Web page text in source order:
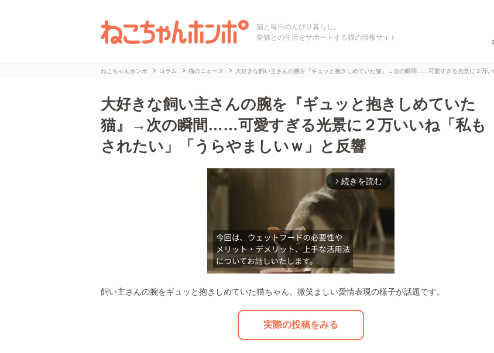
猫と毎日のんびり暮らし。
愛猫との生活をサポートする猫の情報サイト
ねこちゃんホンポ コラム 猫のニュース 大好きな飼い主さんの腕を『ギュッと抱きしめていた猫』→次の瞬間……可愛すぎる光景に２万
大好きな飼い主さんの腕を『ギュッと抱きしめていた
猫』→次の瞬間……可愛すぎる光景に２万いいね「私も
されたい」「うらやましいｗ」と反響
arrow_forward_ios 続きを読む
飼い主さんの腕をギュッと抱きしめていた猫ちゃん。微笑ましい愛情表現の様子が話題です。
実際の投稿をみる